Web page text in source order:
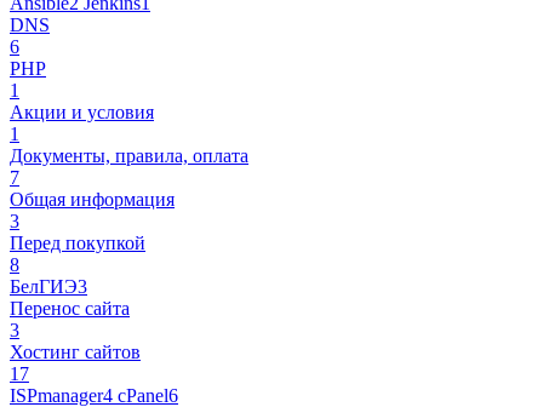
DNS
6
PHP
1
Акции и условия
1
Документы, правила, оплата
7
Общая информация
3
Перед покупкой
8
БелГИЭ3
Перенос сайта
3
Хостинг сайтов
17
ISPmanager4 cPanel6